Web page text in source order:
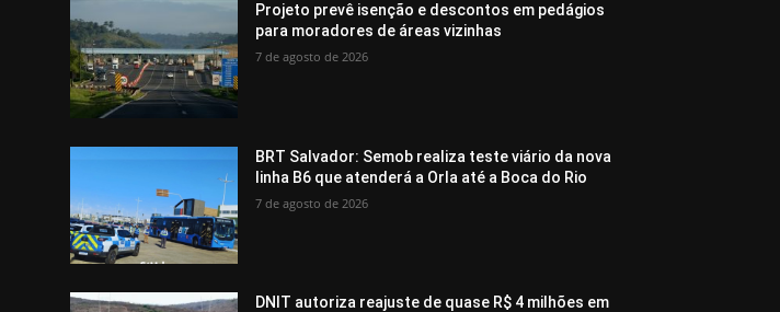
Projeto prevê isenção e descontos em pedágios
para moradores de áreas vizinhas
7 de agosto de 2026
BRT Salvador: Semob realiza teste viário da nova
linha B6 que atenderá a Orla até a Boca do Rio
7 de agosto de 2026
DNIT autoriza reajuste de quase R$ 4 milhões em